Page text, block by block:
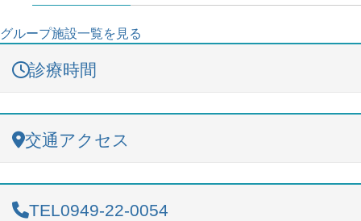
グループ施設一覧を見る
診療時間
交通アクセス
TEL0949-22-0054